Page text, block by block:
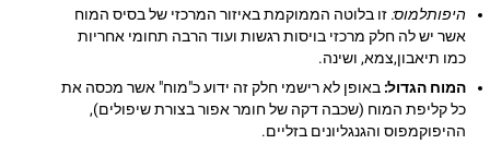
היפותלמוס: זו בלוטה הממוקמת באיזור המרכזי של בסיס המוח
אשר יש לה חלק מרכזי בויסות רגשות ועוד הרבה תחומי אחריות
כמו תיאבון,צמא, ושינה.
המוח הגדול: באופן לא רישמי חלק זה ידוע כ"מוח" אשר מכסה את
כל קליפת המוח (שכבה דקה של חומר אפור בצורת שיפולים),
ההיפוקמפוס והגנגליונים בזליים.